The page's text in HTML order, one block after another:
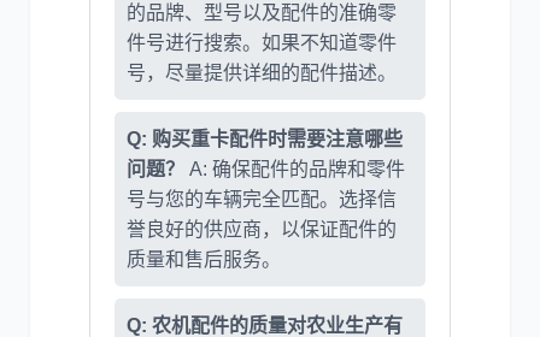
的品牌、型号以及配件的准确零
件号进行搜索。如果不知道零件
号，尽量提供详细的配件描述。
Q: 购买重卡配件时需要注意哪些
问题？
A: 确保配件的品牌和零件
号与您的车辆完全匹配。选择信
誉良好的供应商，以保证配件的
质量和售后服务。
Q: 农机配件的质量对农业生产有